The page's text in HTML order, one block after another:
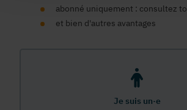
Je suis un·e
abonné uniquement : consultez
et bien d'autres avantages